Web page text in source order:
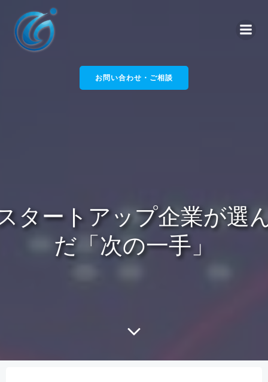
ツ
へ
ス
お問い合わせ・ご相談
タートアップ企業が選
だ「次の一手」